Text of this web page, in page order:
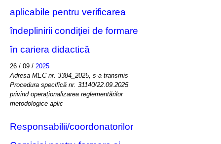
aplicabile pentru verificarea
îndeplinirii condiţiei de formare
în cariera didactică
26 / 09 / 2025
Adresa MEC nr. 3384_2025, s-a transmis
Procedura specifică nr. 31140/22.09.2025
privind operaționalizarea reglementărilor
metodologice aplic
Responsabilii/coordonatorilor